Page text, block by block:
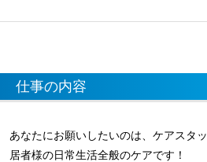
仕事の内容
あなたにお願いしたいのは、ケアスタ
居者様の日常生活全般のケアです！